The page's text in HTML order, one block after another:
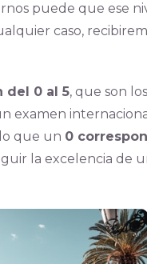
puede que ese
caso,
del 0 al 5, que son
examen
que un 0
la excelencia de